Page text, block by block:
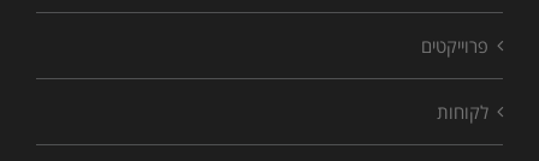
פרוייקטים
לקוחות